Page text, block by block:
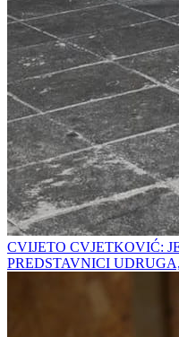
CVIJETO CVJETKOVIĆ:
PREDSTAVNICI